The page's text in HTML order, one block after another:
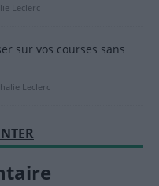
Leclerc
sur vos courses sans
Leclerc